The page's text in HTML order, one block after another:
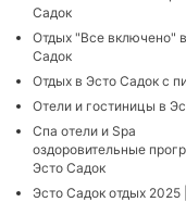
Садок
Отдых "Все включено"
Садок
Отдых в Эсто Садок с
Отели и гостиницы в
Cпа отели и Spa
оздоровительные
Эсто Садок
Эсто Садок отдых 2025